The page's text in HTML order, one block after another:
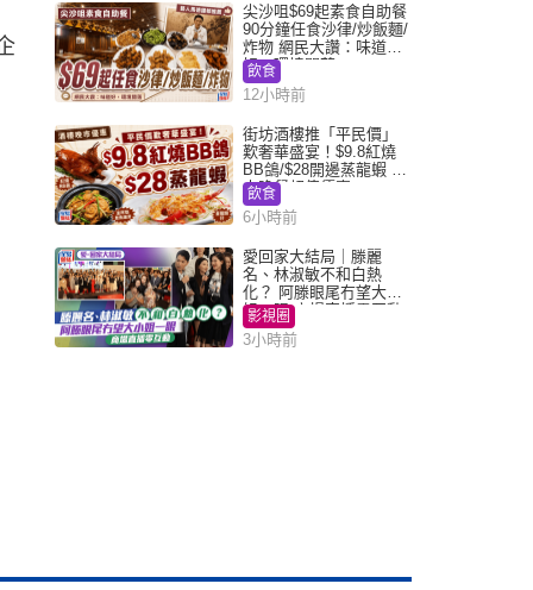
尖沙咀$69起素食自助餐
90分鐘任食沙律/炒飯麵/
炸物 網民大讚：味道
好，環境闊落
飲食
12小時前
街坊酒樓推「平民價」
歎奢華盛宴！$9.8紅燒
BB鴿/$28開邊蒸龍蝦 3
大晚餐超值優惠
飲食
6小時前
愛回家大結局｜滕麗
名、林淑敏不和白熱
化？ 阿滕眼尾冇望大小
姐一眼 商場直播零互動
影視圈
3小時前